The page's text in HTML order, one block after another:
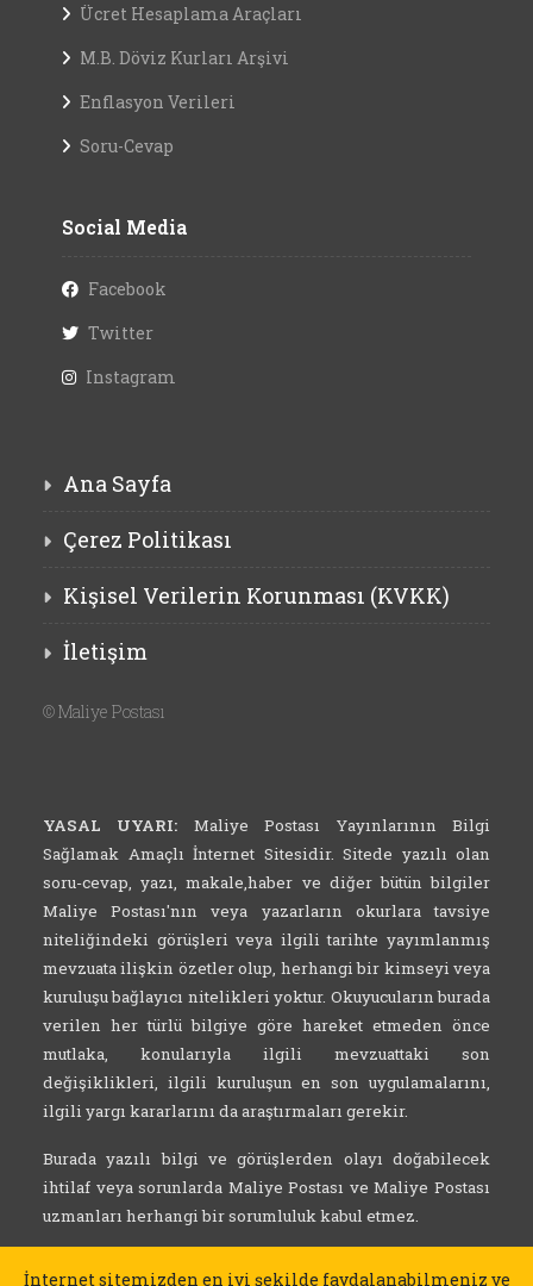
Ücret Hesaplama Araçları
M.B. Döviz Kurları Arşivi
Enflasyon Verileri
Soru-Cevap
Social Media
Facebook
Twitter
Instagram
Ana Sayfa
Çerez Politikası
Kişisel Verilerin Korunması (KVKK)
İletişim
©Maliye Postası
YASAL UYARI: Maliye Postası Yayınlarının Bilgi
Sağlamak Amaçlı İnternet Sitesidir. Sitede yazılı olan
soru-cevap, yazı, makale,haber ve diğer bütün bilgiler
Maliye Postası'nın veya yazarların okurlara tavsiye
niteliğindeki görüşleri veya ilgili tarihte yayımlanmış
mevzuata ilişkin özetler olup, herhangi bir kimseyi veya
kuruluşu bağlayıcı nitelikleri yoktur. Okuyucuların burada
verilen her türlü bilgiye göre hareket etmeden önce
mutlaka, konularıyla ilgili mevzuattaki son
değişiklikleri, ilgili kuruluşun en son uygulamalarını,
ilgili yargı kararlarını da araştırmaları gerekir.
Burada yazılı bilgi ve görüşlerden olayı doğabilecek
ihtilaf veya sorunlarda Maliye Postası ve Maliye Postası
uzmanları herhangi bir sorumluluk kabul etmez.
İnternet sitemizden en iyi şekilde faydalanabilmeniz ve